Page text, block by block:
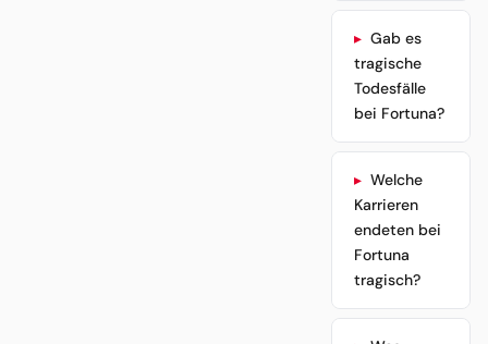
Gab es
tragische
Todesfälle
bei Fortuna?
Welche
Karrieren
endeten bei
Fortuna
tragisch?